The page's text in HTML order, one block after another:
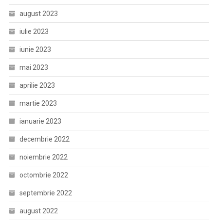
august 2023
iulie 2023
iunie 2023
mai 2023
aprilie 2023
martie 2023
ianuarie 2023
decembrie 2022
noiembrie 2022
octombrie 2022
septembrie 2022
august 2022